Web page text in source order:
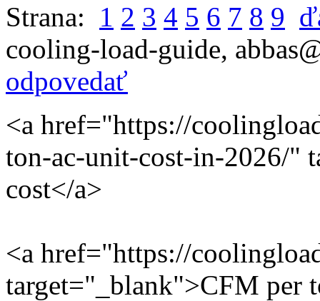
Strana: 1 2 3 4 5 6 7 8 9
cooling-load-guide,
odpovedať
<a href="https://
ton-ac-unit-cost-in-2026/"
cost</a>
<a href="https://
target="_blank">CFM per